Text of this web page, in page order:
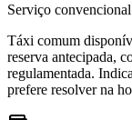
Serviço
Táxi comum
reserva antecipada,
regulamentada.
prefere resolver na